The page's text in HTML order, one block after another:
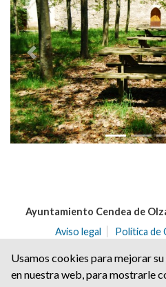
Anterior
Ayuntamiento Cendea de
Aviso legal
Política de
C/ del Angulo nº 2 | C.P.:
Tel. 948 32 20 68 |
Usamos cookies para mejorar
en nuestra web, para mostrarle